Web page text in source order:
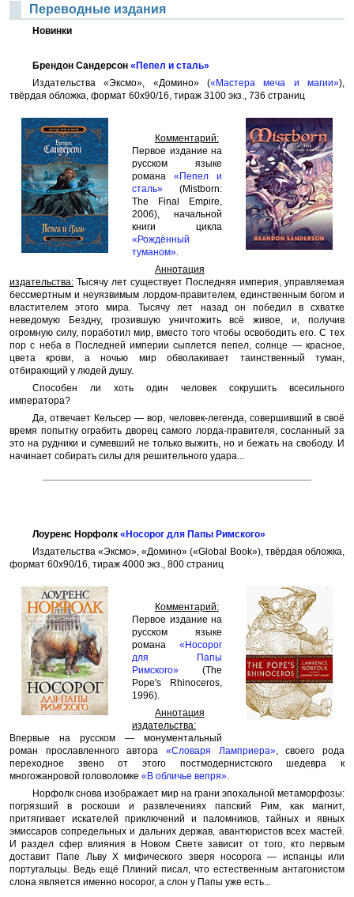
Переводные издания
Новинки
Брендон Сандерсон «Пепел и сталь»
Издательства «Эксмо», «Домино» («Мастера меча и магии»),
твёрдая обложка, формат 60x90/16, тираж 3100 экз., 736 страниц
Комментарий:
Первое издание на
русском языке
романа «Пепел и
сталь» (Mistborn:
The Final Empire,
2006), начальной
книги цикла
«Рождённый
туманом».
Аннотация
издательства: Тысячу лет существует Последняя империя, управляемая
бессмертным и неуязвимым лордом-правителем, единственным богом и
властителем этого мира. Тысячу лет назад он победил в схватке
неведомую Бездну, грозившую уничтожить всё живое, и, получив
огромную силу, поработил мир, вместо того чтобы освободить его. С тех
пор с неба в Последней империи сыплется пепел, солнце — красное,
цвета крови, а ночью мир обволакивает таинственный туман,
отбирающий у людей душу.
Способен ли хоть один человек сокрушить всесильного
императора?
Да, отвечает Кельсер — вор, человек-легенда, совершивший в своё
время попытку ограбить дворец самого лорда-правителя, сосланный за
это на рудники и сумевший не только выжить, но и бежать на свободу. И
начинает собирать силы для решительного удара...
Лоуренс Норфолк «Носорог для Папы Римского»
Издательства «Эксмо», «Домино» («Global Book»), твёрдая обложка,
формат 60x90/16, тираж 4000 экз., 800 страниц
Комментарий:
Первое издание на
русском языке
романа «Носорог
для Папы
Римского» (The
Pope's Rhinoceros,
1996).
Аннотация
издательства:
Впервые на русском — монументальный
роман прославленного автора «Словаря Ламприера», своего рода
переходное звено от этого постмодернистского шедевра к
многожанровой головоломке «В обличье вепря».
Норфолк снова изображает мир на грани эпохальной метаморфозы:
погрязший в роскоши и развлечениях папский Рим, как магнит,
притягивает искателей приключений и паломников, тайных и явных
эмиссаров сопредельных и дальних держав, авантюристов всех мастей.
И раздел сфер влияния в Новом Свете зависит от того, кто первым
доставит Папе Льву X мифического зверя носорога — испанцы или
португальцы. Ведь ещё Плиний писал, что естественным антагонистом
слона является именно носорог, а слон у Папы уже есть...